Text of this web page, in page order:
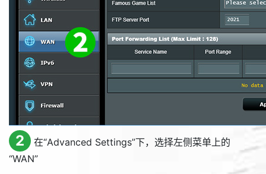
2 在“Advanced Settings”下，选择左侧菜单上的
“WAN”